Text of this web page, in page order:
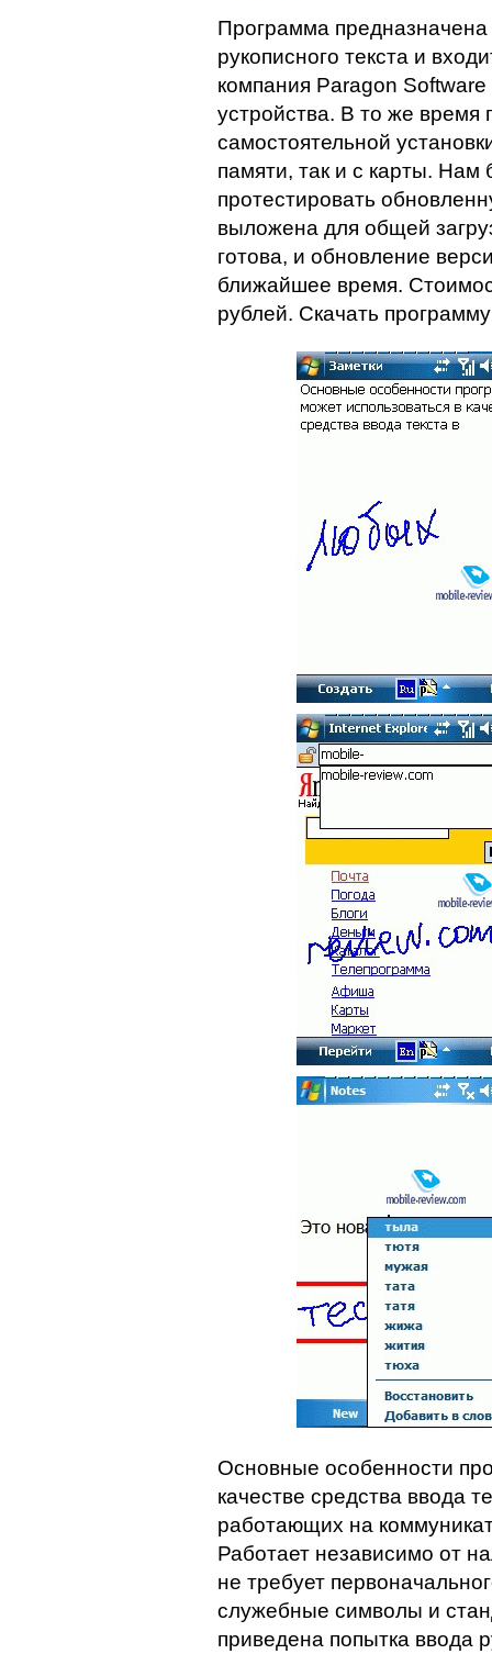
Программа предназначена
рукописного текста и
компания Paragon
устройства. В то же время
самостоятельной
памяти, так и с карты.
протестировать
выложена для общей
готова, и обновление
ближайшее время.
рублей. Скачать
Основные особенности
качестве средства ввода
работающих на
Работает независимо от
не требует
служебные символы и
приведена попытка ввода